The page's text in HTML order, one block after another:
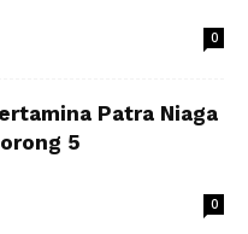
0
Patra Niaga
5
0